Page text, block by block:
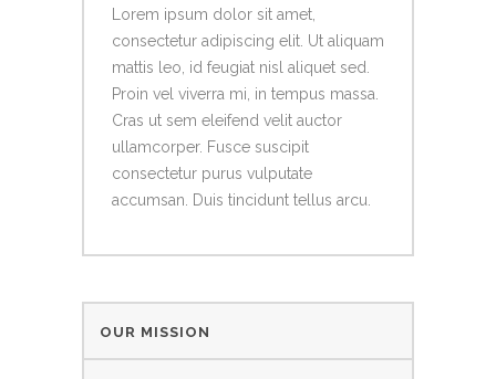
Lorem ipsum dolor sit amet,
consectetur adipiscing elit. Ut aliquam
mattis leo, id feugiat nisl aliquet sed.
Proin vel viverra mi, in tempus massa.
Cras ut sem eleifend velit auctor
ullamcorper. Fusce suscipit
consectetur purus vulputate
accumsan. Duis tincidunt tellus arcu.
OUR MISSION